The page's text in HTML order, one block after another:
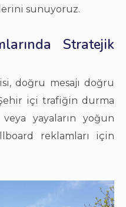
sunuyoruz.
Stratejik
doğru mesajı doğru
içi trafiğin durma
veya yayaların yoğun
reklamları için